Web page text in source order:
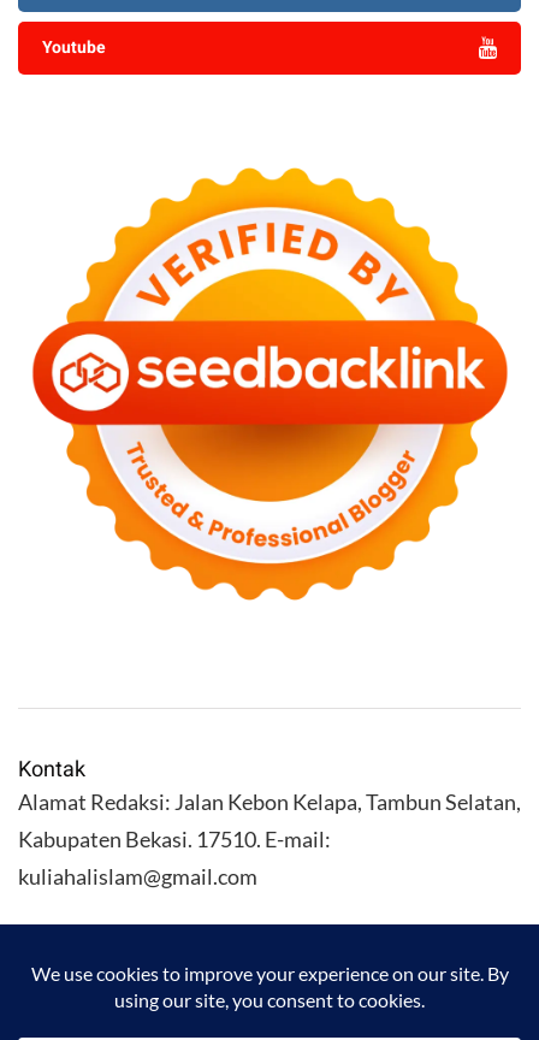
Youtube
Kontak
Alamat Redaksi: Jalan Kebon Kelapa, Tambun Selatan,
Kabupaten Bekasi. 17510. E-mail:
kuliahalislam@gmail.com